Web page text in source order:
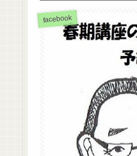
facebook